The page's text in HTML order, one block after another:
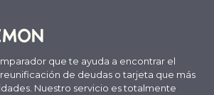
que te ayuda a encontrar el
de deudas o tarjeta que más
Nuestro servicio es totalmente